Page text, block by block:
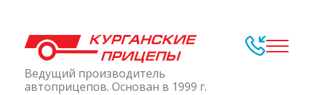
Ведущий производитель
автоприцепов. Основан в 1999 г.